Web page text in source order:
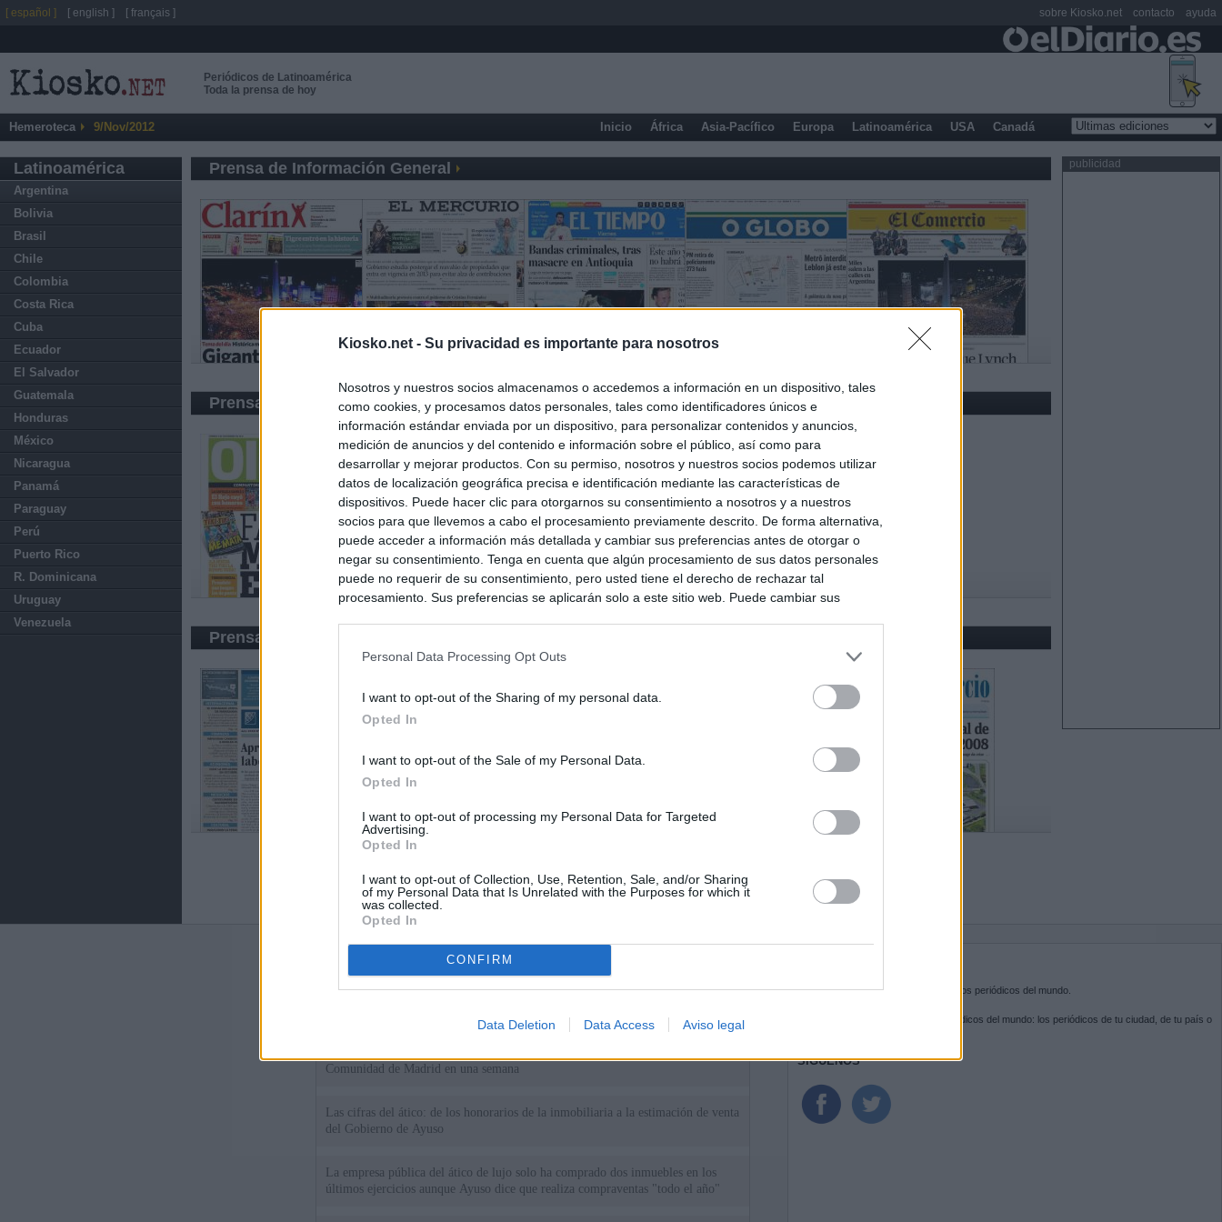
Kiosko.net - Su privacidad es importante para nosotros
Nosotros y nuestros socios almacenamos o accedemos a información en un dispositivo, tales
como cookies, y procesamos datos personales, tales como identificadores únicos e
información estándar enviada por un dispositivo, para personalizar contenidos y anuncios,
medición de anuncios y del contenido e información sobre el público, así como para
desarrollar y mejorar productos. Con su permiso, nosotros y nuestros socios podemos utilizar
datos de localización geográfica precisa e identificación mediante las características de
dispositivos. Puede hacer clic para otorgarnos su consentimiento a nosotros y a nuestros
socios para que llevemos a cabo el procesamiento previamente descrito. De forma alternativa,
puede acceder a información más detallada y cambiar sus preferencias antes de otorgar o
negar su consentimiento. Tenga en cuenta que algún procesamiento de sus datos personales
puede no requerir de su consentimiento, pero usted tiene el derecho de rechazar tal
procesamiento. Sus preferencias se aplicarán solo a este sitio web. Puede cambiar sus
Personal Data Processing Opt Outs
I want to opt-out of the Sharing of my personal data.
Opted In
I want to opt-out of the Sale of my Personal Data.
Opted In
I want to opt-out of processing my Personal Data for Targeted
Advertising.
Opted In
I want to opt-out of Collection, Use, Retention, Sale, and/or Sharing
of my Personal Data that Is Unrelated with the Purposes for which it
was collected.
Opted In
CONFIRM
Data Deletion Data Access Aviso legal
Periódicos de Latinoamérica
Toda la prensa de hoy
Hemeroteca 9/Nov/2012 Inicio África Asia-Pacífico Europa Latinoamérica USA Canadá
Latinoamérica
Argentina
Bolivia
Brasil
Chile
Colombia
Costa Rica
Cuba
Ecuador
El Salvador
Guatemala
Honduras
México
Nicaragua
Panamá
Paraguay
Perú
Puerto Rico
R. Dominicana
Uruguay
Venezuela
publicidad
Prensa de Información General
Prensa Deportiva
Prensa Económica
El Gobierno de Ayuso no puede destinar directamente la venta del ático de
Comunidad de Madrid en una semana
Las cifras del ático: de los honorarios de la inmobiliaria a la estimación de venta
del Gobierno de Ayuso
La empresa pública del ático de lujo solo ha comprado dos inmuebles en los
últimos ejercicios aunque Ayuso dice que realiza compraventas "todo el año"
Kiosko.netes la puerta de entrada a los periódicos del mundo.
Navega por las portadas de los periódicos del mundo: los periódicos de tu ciudad, de tu país o
SÍGUENOS
[ español ] [ english ] [ français ] sobre Kiosko.net contacto ayuda